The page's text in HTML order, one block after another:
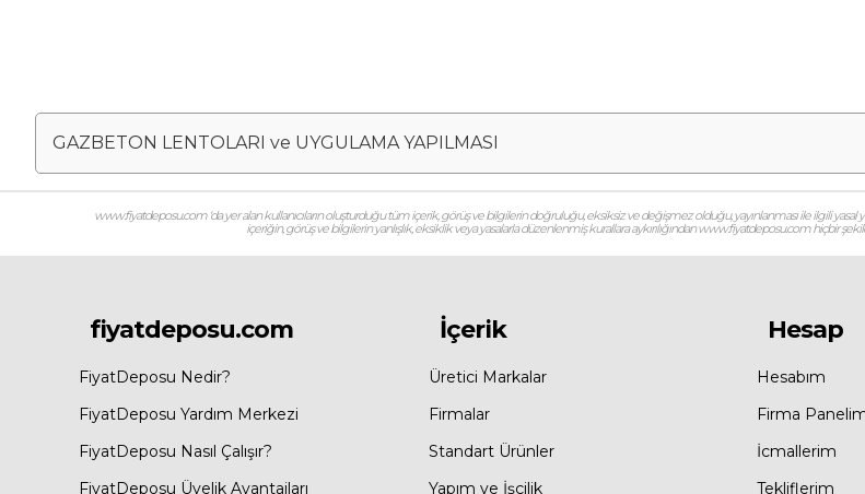
GAZBETON LENTOLARI ve UYGULAMA YAPILMASI
www.fiyatdeposu.com ‘da yer alan kullanıcıların oluşturduğu tüm içerik, görüş ve bilgilerin doğruluğu, eksiksiz ve değişmez olduğu, yayınlanması ile ilgili
içeriğin, görüş ve bilgilerin yanlışlık, eksiklik veya yasalarla düzenlenmiş kurallara aykırılığından www.fiyatdeposu.com hiçbir
fiyatdeposu.com
FiyatDeposu Nedir?
FiyatDeposu Yardım Merkezi
FiyatDeposu Nasıl Çalışır?
FiyatDeposu Üyelik Avantajları
İçerik
Üretici Markalar
Firmalar
Standart Ürünler
Yapım ve İşçilik
Hesap
Hesabım
Firma
İcmallerim
Tekliflerim